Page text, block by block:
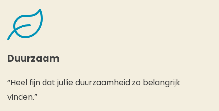
Duurzaam
“Heel fijn dat jullie duurzaamheid zo belangrijk
vinden.”